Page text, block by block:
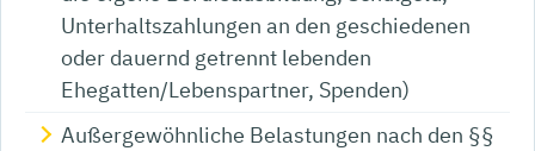
Unterhaltszahlungen an den geschiedenen
oder dauernd getrennt lebenden
Ehegatten/Lebenspartner, Spenden)
Außergewöhnliche Belastungen nach den §§